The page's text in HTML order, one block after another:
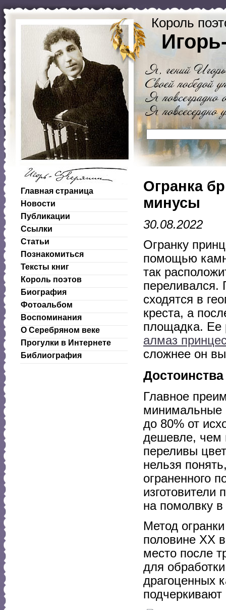
Король
Главная страница
Новости
Публикации
Ссылки
Статьи
Познакомиться
Тексты книг
Король поэтов
Биография
Фотоальбом
Воспоминания
О Серебряном веке
Прогулки в Интернете
Библиография
Огранка
минусы
30.08.2022
Огранку
помощью
так
сходятся в
креста, а
площадка. Ее
алмаз
сложнее он
Главное
минимальные
до 80% от
дешевле, чем
переливы
нельзя
ограненного
на помолвку
Метод
половине XX
место после
для
драгоценных
подчеркивают